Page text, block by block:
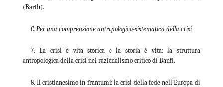
(Barth).
C. Per una comprensione antropologico-sistematica della crisi
7. La crisi è vita storica e la storia è vita: la struttura
antropologica della crisi nel razionalismo critico di Banfi.
8. Il cristianesimo in frantumi: la crisi della fede nell’Europa di